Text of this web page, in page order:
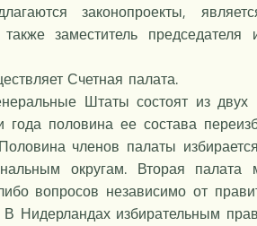
законопроекты,
заместитель
Счетная палата.
Штаты состоят из
половина ее состава
членов палаты
округам. Вторая
вопросов независимо от
Нидерландах избирательным